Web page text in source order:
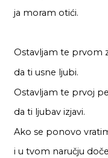
ja moram otići.
Ostavljam te prvom
da ti usne ljubi.
Ostavljam te prvoj
da ti ljubav izjavi.
Ako se ponovo
i u tvom naručju